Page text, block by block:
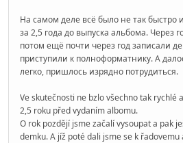
На самом деле всё было не так быстро
за 2,5 года до выпуска альбома. Через
потом ещё почти через год записали
приступили к полноформатнику. А
легко, пришлось изрядно потрудиться.
Ve skutečnosti ne bzlo všechno tak rychlé
2,5 roku před vydaním albomu.
O rok pozdějí jsme začalí vysoupat a pak
demku. A jíž poté dali jsme se k